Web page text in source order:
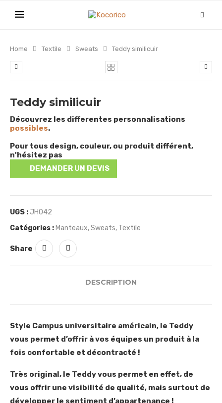
Home Textile Sweats Teddy similicuir
Teddy similicuir
Découvrez les differentes personnalisations
possibles.
Pour tous design, couleur, ou produit différent,
n'hésitez pas
DEMANDER UN DEVIS
UGS : JH042
Catégories : Manteaux,Sweats, Textile
Share
DESCRIPTION
Style Campus universitaire américain, le Teddy
vous permet d’offrir à vos équipes un produit à la
fois confortable et décontracté !
Très original, le Teddy vous permet en effet, de
vous offrir une visibilité de qualité, mais surtout de
développer le sentiment d’appartenance !